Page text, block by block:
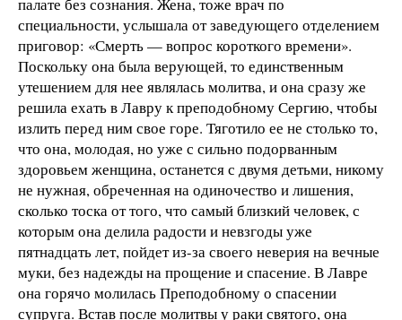
палате без сознания. Жена, тоже врач по
специальности, услышала от заведующего отделением
приговор: «Смерть — вопрос короткого времени».
Поскольку она была верующей, то единственным
утешением для нее являлась молитва, и она сразу же
решила ехать в Лавру к преподобному Сергию, чтобы
излить перед ним свое горе. Тяготило ее не столько то,
что она, молодая, но уже с сильно подорванным
здоровьем женщина, останется с двумя детьми, никому
не нужная, обреченная на одиночество и лишения,
сколько тоска от того, что самый близкий человек, с
которым она делила радости и невзгоды уже
пятнадцать лет, пойдет из-за своего неверия на вечные
муки, без надежды на прощение и спасение. В Лавре
она горячо молилась Преподобному о спасении
супруга. Встав после молитвы у раки святого, она